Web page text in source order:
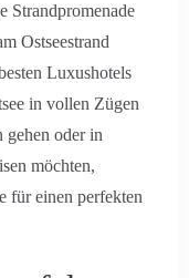
Strandpromenade
Ostseestrand
Luxushotels
in vollen Zügen
gehen oder in
möchten,
für einen perfekten